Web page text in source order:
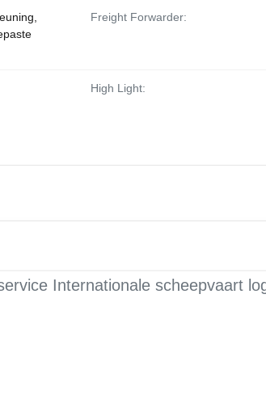
Freight Forwarder:
High Light:
Internationale scheepvaart